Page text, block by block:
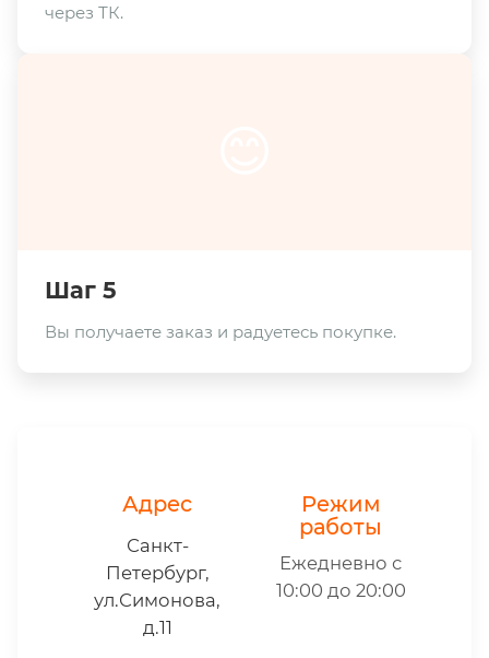
через ТК.
Шаг 5
Вы получаете заказ и радуетесь покупке.
Адрес
Санкт-
Петербург,
ул.Симонова,
д.11
Режим
работы
Ежедневно с
10:00 до 20:00